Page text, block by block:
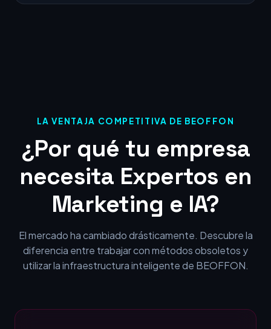
LA VENTAJA COMPETITIVA DE BEOFFON
¿Por qué tu empresa
necesita Expertos en
Marketing e IA?
El mercado ha cambiado drásticamente. Descubre la
diferencia entre trabajar con métodos obsoletos y
utilizar la infraestructura inteligente de BEOFFON.